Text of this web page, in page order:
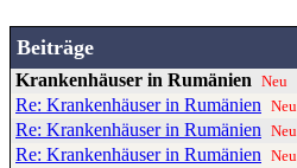
Beiträge
Krankenhäuser in Rumänien Neu
Re: Krankenhäuser in Rumänien Neu
Re: Krankenhäuser in Rumänien Neu
Re: Krankenhäuser in Rumänien Neu